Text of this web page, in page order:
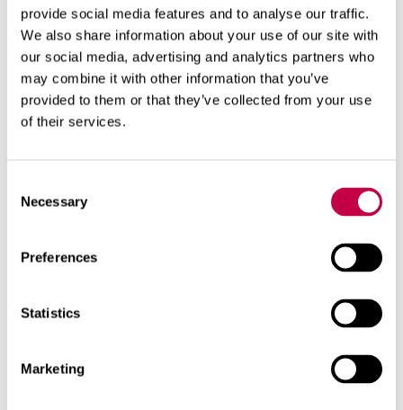
provide social media features and to analyse our traffic.
We also share information about your use of our site with
our social media, advertising and analytics partners who
may combine it with other information that you’ve
provided to them or that they’ve collected from your use
of their services.
Selection
Necessary
Preferences
Statistics
Marketing
Grillisti Kol har låg fuktighetsprocent och bitarna är
av jämn storlek, vilket säkerställer snabb och enkel
tändning och ett jämnt grillresultat. Grillisti Kol
lämpar sig för all slags grillning och matlagning
och ger en äkta och unik smakupplevelse.